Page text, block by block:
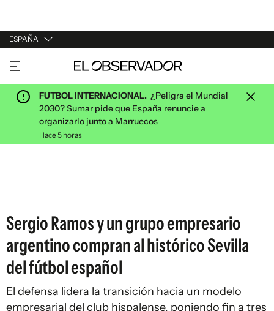
ESPAÑA
URUGUAY
ARGENTINA
ESPAÑA
ESTADOS UNIDOS
FUTBOL INTERNACIONAL. ¿Peligra el Mundial
2030? Sumar pide que España renuncie a
organizarlo junto a Marruecos
Hace 5 horas
Sergio Ramos y un grupo empresario
argentino compran al histórico Sevilla
del fútbol español
El defensa lidera la transición hacia un modelo
empresarial del club hispalense, poniendo fin a tres